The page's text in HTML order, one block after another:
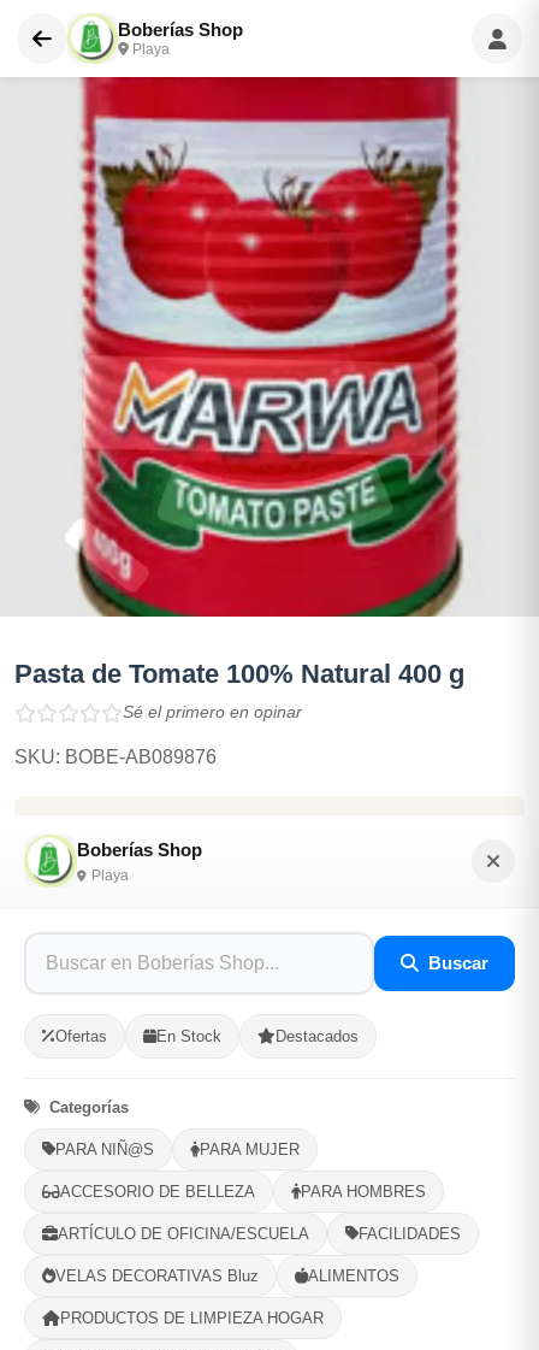
Boberías Shop
Playa
Boberías Shop
Playa
Buscar
Ofertas En Stock Destacados
Categorías
PARA NIÑ@S PARA MUJER
ACCESORIO DE BELLEZA PARA HOMBRES
ARTÍCULO DE OFICINA/ESCUELA FACILIDADES
VELAS DECORATIVAS Bluz ALIMENTOS
PRODUCTOS DE LIMPIEZA HOGAR
Pasta de Tomate 100% Natural 400 g
Sé el primero en opinar
SKU: BOBE-AB089876
$420.00
De la Espesa, esta si pinta. Pasta de Tomate para tus
Fricase ,Espaguettis, Coditos. Hasta con PAN!!
Opciones de Envio
1 Ubicacion 2 Ruta